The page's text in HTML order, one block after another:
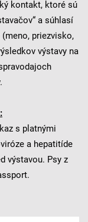
kontakt, ktoré sú
a súhlasí
priezvisko,
výstavy na
s platnými
a hepatitíde
výstavou. Psy z